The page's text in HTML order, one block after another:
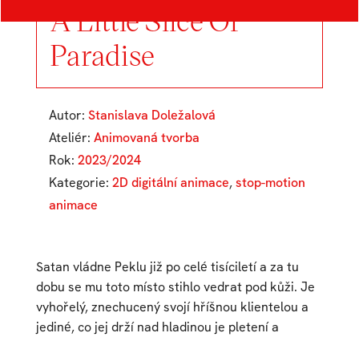
A Little Slice Of
Paradise
Autor: Stanislava Doležalová
Ateliér: Animovaná tvorba
Rok: 2023/2024
Kategorie: 2D digitální animace,stop-motion
animace
Satan vládne Peklu již po celé tisíciletí a za tu
dobu se mu toto místo stihlo vedrat pod kůži. Je
vyhořelý, znechucený svojí hříšnou klientelou a
jediné, co jej drží nad hladinou je pletení a